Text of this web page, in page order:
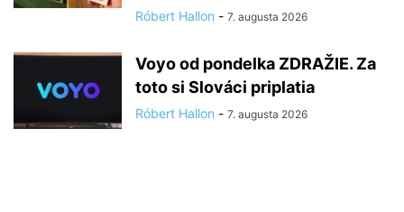
Róbert Hallon - 7. augusta 2026
Voyo od pondelka ZDRAŽIE. Za
toto si Slováci priplatia
Róbert Hallon - 7. augusta 2026